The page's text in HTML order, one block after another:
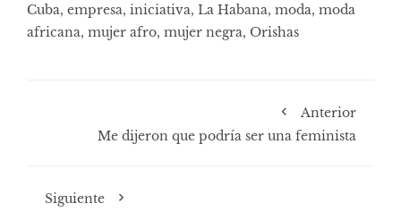
Cuba, empresa, iniciativa, La Habana, moda, moda
africana, mujer afro, mujer negra, Orishas
Anterior
Me dijeron que podría ser una feminista
Siguiente